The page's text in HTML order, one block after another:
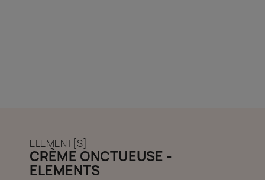
ELEMENT[S]
CRÈME ONCTUEUSE -
ELEMENTS